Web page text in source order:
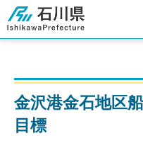
石川県
金沢港金石地区
目標